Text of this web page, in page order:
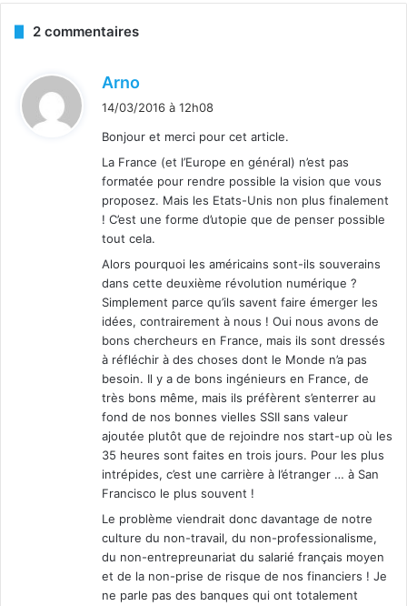
2 commentaires
Arno
:
14/03/2016 à 12h08
Bonjour et merci pour cet article.
La France (et l’Europe en général) n’est pas
formatée pour rendre possible la vision que vous
proposez. Mais les Etats-Unis non plus finalement
! C’est une forme d’utopie que de penser possible
tout cela.
Alors pourquoi les américains sont-ils souverains
dans cette deuxième révolution numérique ?
Simplement parce qu’ils savent faire émerger les
idées, contrairement à nous ! Oui nous avons de
bons chercheurs en France, mais ils sont dressés
à réfléchir à des choses dont le Monde n’a pas
besoin. Il y a de bons ingénieurs en France, de
très bons même, mais ils préfèrent s’enterrer au
fond de nos bonnes vielles SSII sans valeur
ajoutée plutôt que de rejoindre nos start-up où les
35 heures sont faites en trois jours. Pour les plus
intrépides, c’est une carrière à l’étranger … à San
Francisco le plus souvent !
Le problème viendrait donc davantage de notre
culture du non-travail, du non-professionalisme,
du non-entrepreunariat du salarié français moyen
et de la non-prise de risque de nos financiers ! Je
ne parle pas des banques qui ont totalement